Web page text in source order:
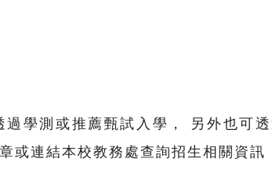
學測或推薦甄試入學， 另外也可
或連結本校教務處查詢招生相關資訊